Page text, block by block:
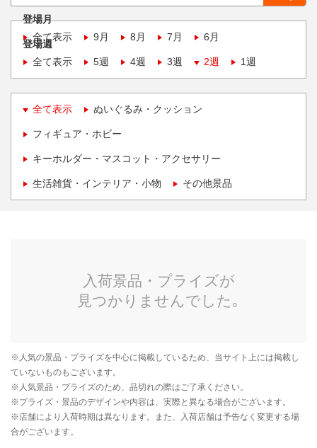
登場月
全て表示
9月 8月 7月 6月
登場週
全て表示
5週 4週 3週 2週 1週
全て表示 ぬいぐるみ・クッション
フィギュア・ホビー
キーホルダー・マスコット・アクセサリー
生活雑貨・インテリア・小物 その他景品